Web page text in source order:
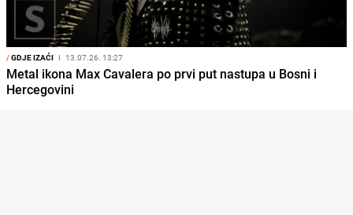
/GDJE IZAĆI I 13.07.26. 13:27
Metal ikona Max Cavalera po prvi put nastupa u Bosni i
Hercegovini